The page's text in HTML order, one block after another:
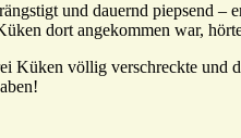
und dauernd piepsend
dort angekommen war,
Küken völlig verschreckte